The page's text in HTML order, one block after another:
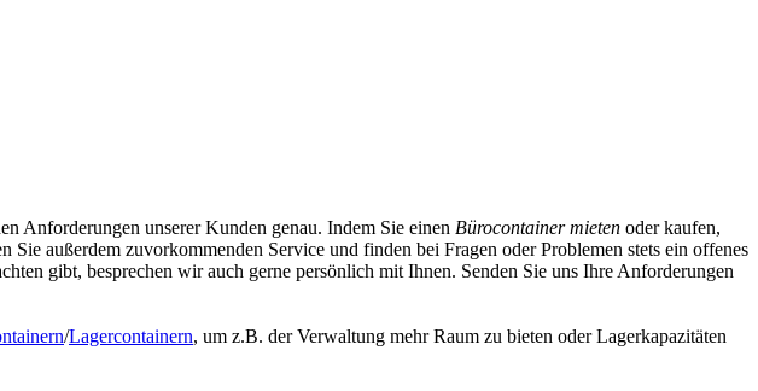
Anforderungen unserer Kunden genau. Indem Sie einen Bürocontainer mieten oder kaufen,
außerdem zuvorkommenden Service und finden bei Fragen oder Problemen stets ein offenes
gibt, besprechen wir auch gerne persönlich mit Ihnen. Senden Sie uns Ihre Anforderungen
/Lagercontainern, um z.B. der Verwaltung mehr Raum zu bieten oder Lagerkapazitäten